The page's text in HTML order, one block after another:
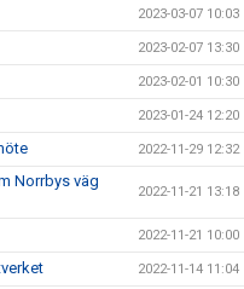
2023-03-07 10:03
2023-02-07 13:30
2023-02-01 10:30
2023-01-24 12:20
2022-11-29 12:32
Norrbys väg
2022-11-21 13:18
2022-11-21 10:00
2022-11-14 11:04